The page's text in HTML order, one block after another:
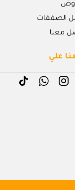
الصفقات
معنا
علي